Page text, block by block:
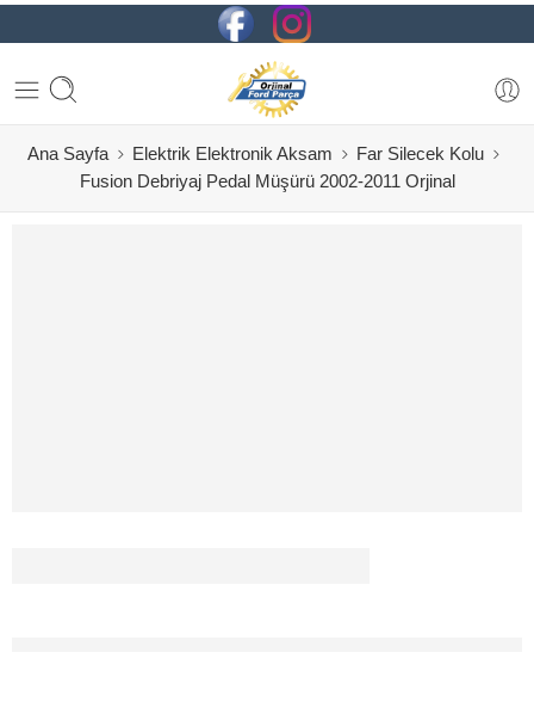
Ana Sayfa Elektrik Elektronik Aksam
Far Silecek Kolu
Fusion Debriyaj Pedal Müşürü 2002-2011 Orjinal